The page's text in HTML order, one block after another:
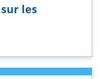
les